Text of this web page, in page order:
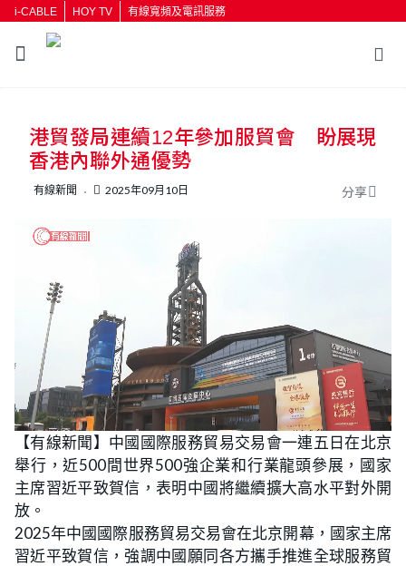
i-CABLE HOY TV 有線寬頻及電訊服務
按輸入鍵開始搜尋
港貿發局連續12年參加服貿會 盼展現
香港內聯外通優勢
有線新聞 2025年09月10日 分享
U
n
m
t
e
L
o
a
d
e
d
:
2
7
4
%
【有線新聞】中國國際服務貿易交易會一連五日在北京
舉行，近500間世界500強企業和行業龍頭參展，國家
主席習近平致賀信，表明中國將繼續擴大高水平對外開
放。
2025年中國國際服務貿易交易會在北京開幕，國家主席
習近平致賀信，強調中國願同各方攜手推進全球服務貿